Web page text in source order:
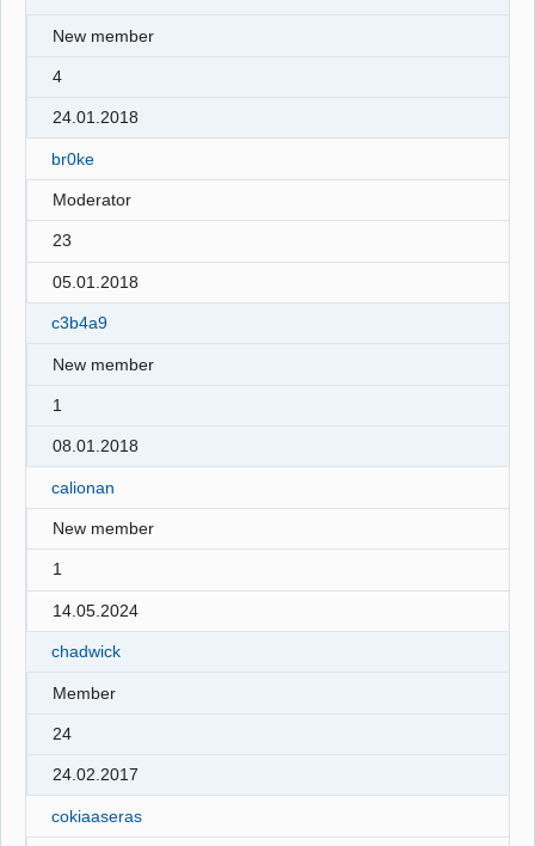
New member
4
24.01.2018
br0ke
Moderator
23
05.01.2018
c3b4a9
New member
1
08.01.2018
calionan
New member
1
14.05.2024
chadwick
Member
24
24.02.2017
cokiaaseras